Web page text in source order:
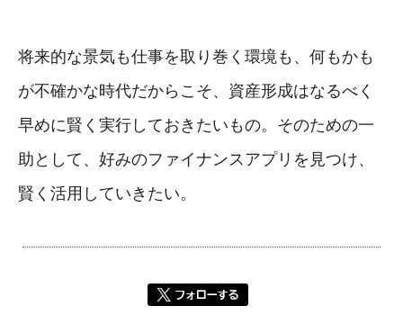
将来的な景気も仕事を取り巻く環境も、何もかも
が不確かな時代だからこそ、資産形成はなるべく
早めに賢く実行しておきたいもの。そのための一
助として、好みのファイナンスアプリを見つけ、
賢く活用していきたい。